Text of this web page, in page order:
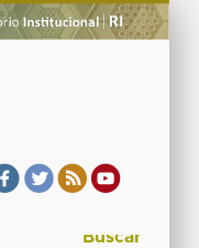
Buscar